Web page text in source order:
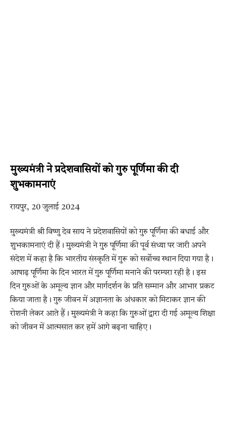
मुख्यमंत्री ने प्रदेशवासियों को गुरु पूर्णिमा की दी
शुभकामनाएं
रायपुर, 20 जुलाई 2024
मुख्यमंत्री श्री विष्णु देव साय ने प्रदेशवासियों को गुरु पूर्णिमा की बधाई और
शुभकामनाएं दी हैं। मुख्यमंत्री ने गुरु पूर्णिमा की पूर्व संध्या पर जारी अपने
संदेश में कहा है कि भारतीय संस्कृति में गुरू को सर्वाेच्च स्थान दिया गया है।
आषाढ़ पूर्णिमा के दिन भारत में गुरु पूर्णिमा मनाने की परम्परा रही है। इस
दिन गुरुओं के अमूल्य ज्ञान और मार्गदर्शन के प्रति सम्मान और आभार प्रकट
किया जाता है। गुरु जीवन में अज्ञानता के अंधकार को मिटाकर ज्ञान की
रोशनी लेकर आते हैं। मुख्यमंत्री ने कहा कि गुरुओं द्वारा दी गई अमूल्य शिक्षा
को जीवन में आत्मसात कर हमें आगे बढ़ना चाहिए।